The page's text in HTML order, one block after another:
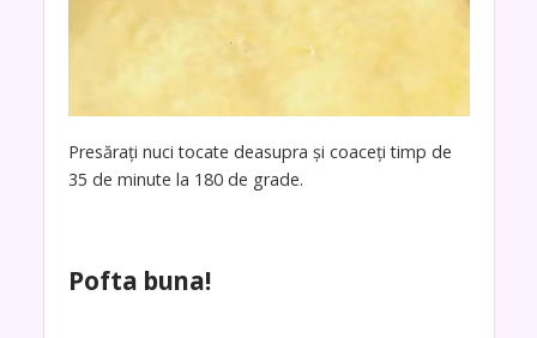
Presărați nuci tocate deasupra și coaceți timp de
35 de minute la 180 de grade.
Pofta buna!